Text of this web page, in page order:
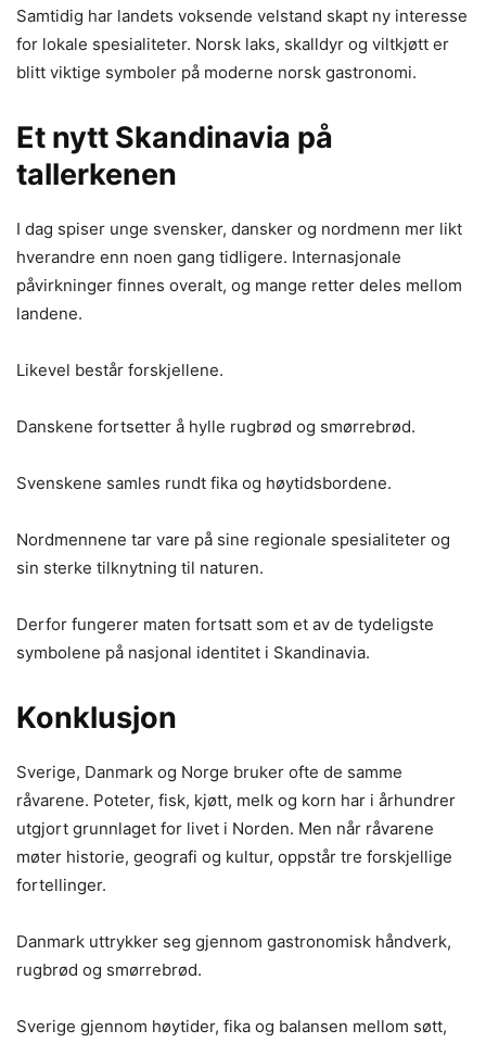
Samtidig har landets voksende velstand skapt ny interesse
for lokale spesialiteter. Norsk laks, skalldyr og viltkjøtt er
blitt viktige symboler på moderne norsk gastronomi.
Et nytt Skandinavia på
tallerkenen
I dag spiser unge svensker, dansker og nordmenn mer likt
hverandre enn noen gang tidligere. Internasjonale
påvirkninger finnes overalt, og mange retter deles mellom
landene.
Likevel består forskjellene.
Danskene fortsetter å hylle rugbrød og smørrebrød.
Svenskene samles rundt fika og høytidsbordene.
Nordmennene tar vare på sine regionale spesialiteter og
sin sterke tilknytning til naturen.
Derfor fungerer maten fortsatt som et av de tydeligste
symbolene på nasjonal identitet i Skandinavia.
Konklusjon
Sverige, Danmark og Norge bruker ofte de samme
råvarene. Poteter, fisk, kjøtt, melk og korn har i århundrer
utgjort grunnlaget for livet i Norden. Men når råvarene
møter historie, geografi og kultur, oppstår tre forskjellige
fortellinger.
Danmark uttrykker seg gjennom gastronomisk håndverk,
rugbrød og smørrebrød.
Sverige gjennom høytider, fika og balansen mellom søtt,